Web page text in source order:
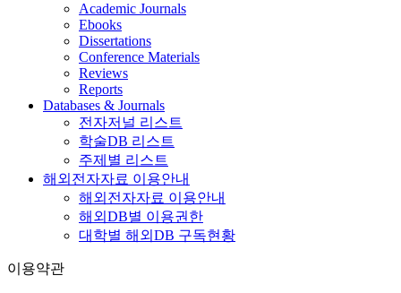
Academic Journals
Ebooks
Dissertations
Conference Materials
Reviews
Reports
Databases & Journals
전자저널 리스트
학술DB 리스트
주제별 리스트
해외전자자료 이용안내
해외전자자료 이용안내
해외DB별 이용권한
대학별 해외DB 구독현황
이용약관